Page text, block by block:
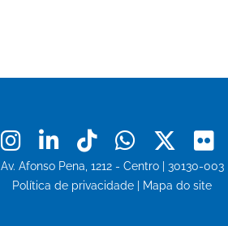
Facebook
Instagram
LinkedinTiktok X
Av. Afonso Pena, 1212 - Centro | 30130-003
Política de privacidade
Mapa do site